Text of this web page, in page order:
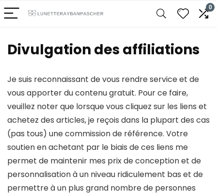
0
Divulgation des affiliations
Je suis reconnaissant de vous rendre service et de
vous apporter du contenu gratuit. Pour ce faire,
veuillez noter que lorsque vous cliquez sur les liens et
achetez des articles, je reçois dans la plupart des cas
(pas tous) une commission de référence. Votre
soutien en achetant par le biais de ces liens me
permet de maintenir mes prix de conception et de
personnalisation à un niveau ridiculement bas et de
permettre à un plus grand nombre de personnes